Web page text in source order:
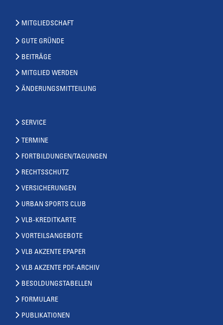
MITGLIEDSCHAFT
GUTE GRÜNDE
BEITRÄGE
MITGLIED WERDEN
ÄNDERUNGSMITTEILUNG
SERVICE
TERMINE
FORTBILDUNGEN/TAGUNGEN
RECHTSSCHUTZ
VERSICHERUNGEN
URBAN SPORTS CLUB
VLB-KREDITKARTE
VORTEILSANGEBOTE
VLB AKZENTE EPAPER
VLB AKZENTE PDF-ARCHIV
BESOLDUNGSTABELLEN
FORMULARE
PUBLIKATIONEN